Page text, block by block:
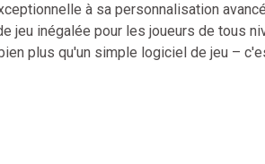
à sa personnalisation
jeu inégalée pour les joueurs de tous
plus qu'un simple logiciel de jeu –